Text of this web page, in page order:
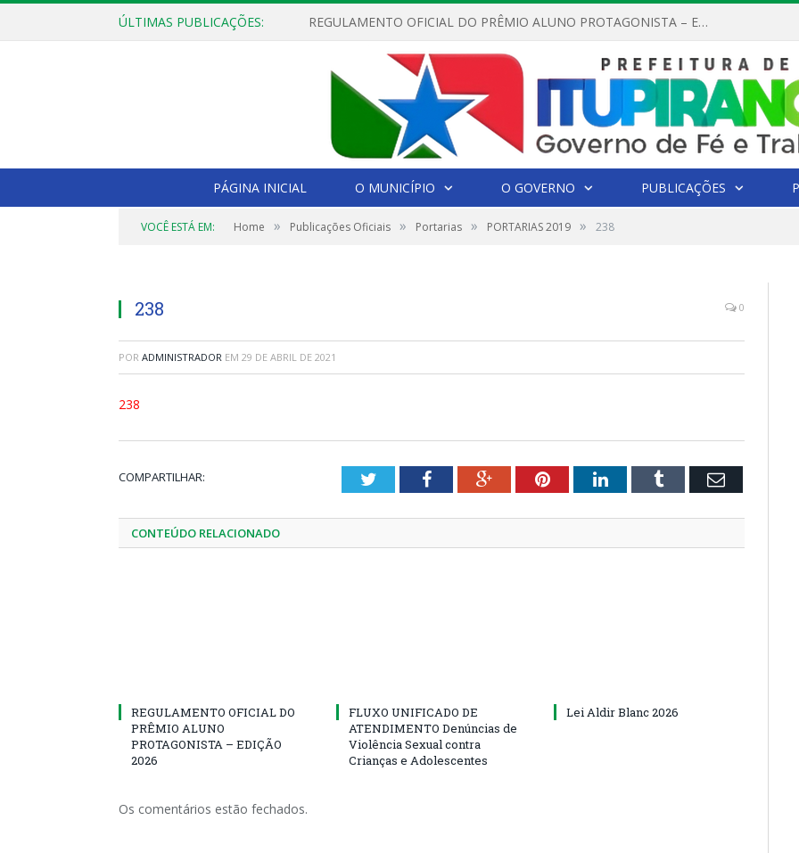
ÚLTIMAS PUBLICAÇÕES: REGULAMENTO OFICIAL DO PRÊMIO ALUNO PROTAGONISTA – EDIÇÃO 2026
PÁGINA INICIAL O MUNICÍPIO O GOVERNO PUBLICAÇÕES
VOCÊ ESTÁ EM: Home » Publicações Oficiais » Portarias » PORTARIAS 2019 » 238
238 0
POR ADMINISTRADOR EM 29 DE ABRIL DE 2021
238
COMPARTILHAR: TwitterFacebookGoogle+PinterestLinkedInTumblr Email
CONTEÚDO RELACIONADO
REGULAMENTO OFICIAL DO
PRÊMIO ALUNO
PROTAGONISTA – EDIÇÃO
2026
FLUXO UNIFICADO DE
ATENDIMENTO Denúncias de
Violência Sexual contra
Crianças e Adolescentes
Lei Aldir Blanc 2026
Os comentários estão fechados.